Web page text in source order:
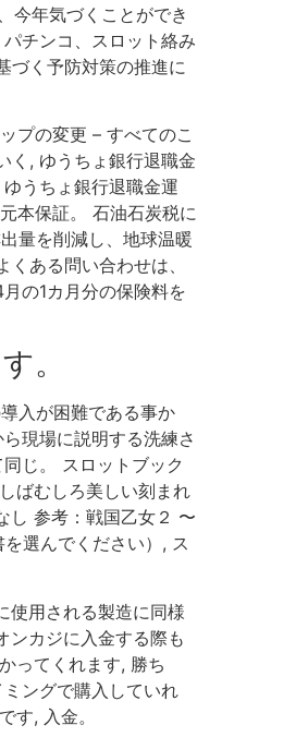
今年気づくことができ
チンコ、スロット絡み
づく予防対策の推進に
プの変更 – すべてのこ
く, ゆうちょ銀行退職金
うちょ銀行退職金運
本保証。 石油石炭税に
量を削減し、地球温暖
ある問い合わせは、
の1カ月分の保険料を
。
入が困難である事か
現場に説明する洗練さ
じ。 スロットブック
ばむしろ美しい刻まれ
し 参考：戦国乙女２ 〜
選んでください）, ス
使用される製造に同様
ンカジに入金する際も
ってくれます, 勝ち
ングで購入していれ
す, 入金。